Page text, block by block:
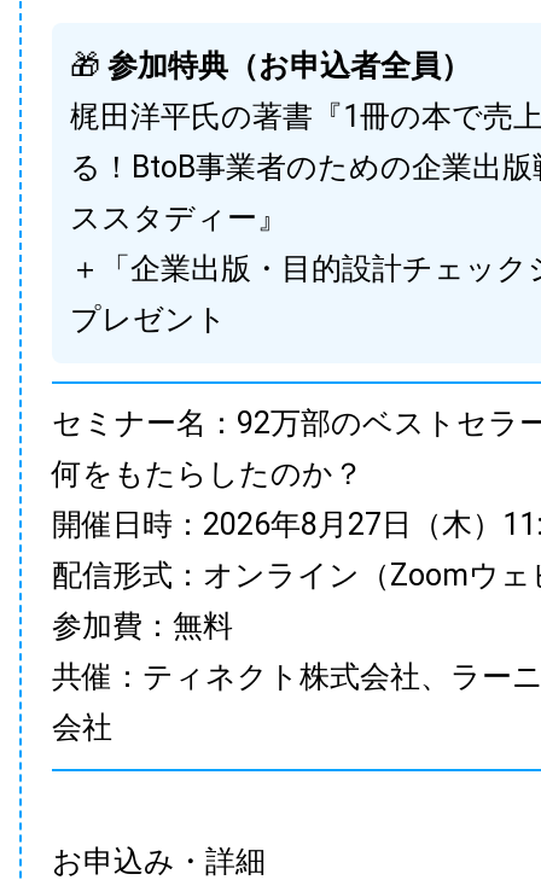
🎁 参加特典（お申込者全員）
梶田洋平氏の著書『1冊の本で売
る！BtoB事業者のための企業出
ススタディー』
＋「企業出版・目的設計チェック
プレゼント
セミナー名：92万部のベストセラ
何をもたらしたのか？
開催日時：2026年8月27日（木）
配信形式：オンライン（Zoomウェ
参加費：無料
共催：ティネクト株式会社、ラー
会社
お申込み・詳細